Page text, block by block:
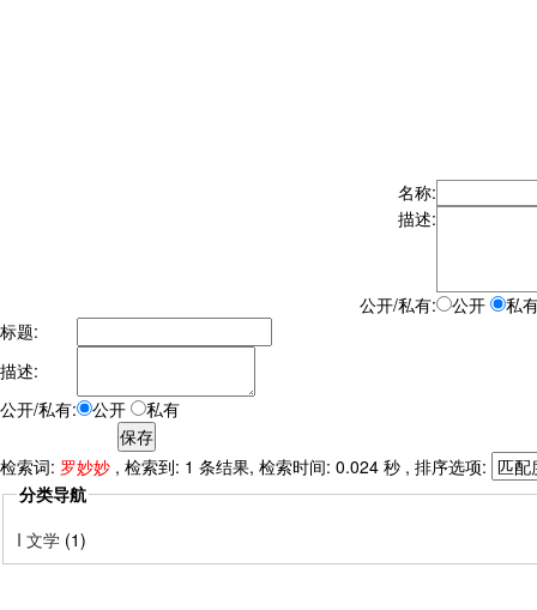
名称:
描述:
公开/私有: 公开
私
标题:
描述:
公开/私有:
公开 私有
检索词: 罗妙妙 , 检索到: 1 条结果, 检索时间: 0.024 秒 , 排序选项:
分类导航
I 文学 (1)